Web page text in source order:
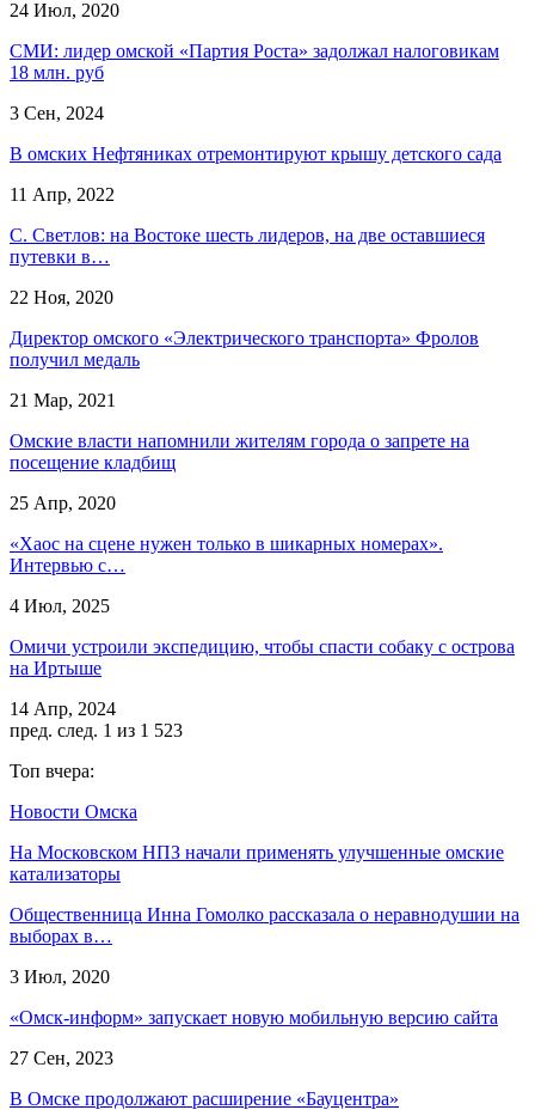
24 Июл, 2020
СМИ: лидер омской «Партия Роста» задолжал налоговикам
18 млн. руб
3 Сен, 2024
В омских Нефтяниках отремонтируют крышу детского сада
11 Апр, 2022
С. Светлов: на Востоке шесть лидеров, на две оставшиеся
путевки в…
22 Ноя, 2020
Директор омского «Электрического транспорта» Фролов
получил медаль
21 Мар, 2021
Омские власти напомнили жителям города о запрете на
посещение кладбищ
25 Апр, 2020
«Хаос на сцене нужен только в шикарных номерах».
Интервью с…
4 Июл, 2025
Омичи устроили экспедицию, чтобы спасти собаку с острова
на Иртыше
14 Апр, 2024
пред. след. 1 из 1 523
Топ вчера:
Новости Омска
На Московском НПЗ начали применять улучшенные омские
катализаторы
Общественница Инна Гомолко рассказала о неравнодушии на
выборах в…
3 Июл, 2020
«Омск-информ» запускает новую мобильную версию сайта
27 Сен, 2023
В Омске продолжают расширение «Бауцентра»